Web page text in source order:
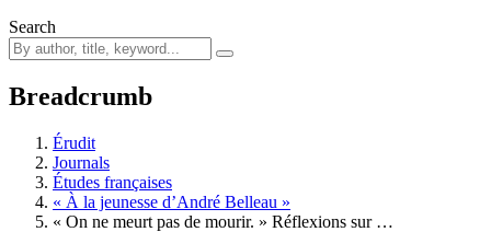
Search
Breadcrumb
Érudit
Journals
Études françaises
« À la jeunesse d’André Belleau »
« On ne meurt pas de mourir. » Réflexions sur …